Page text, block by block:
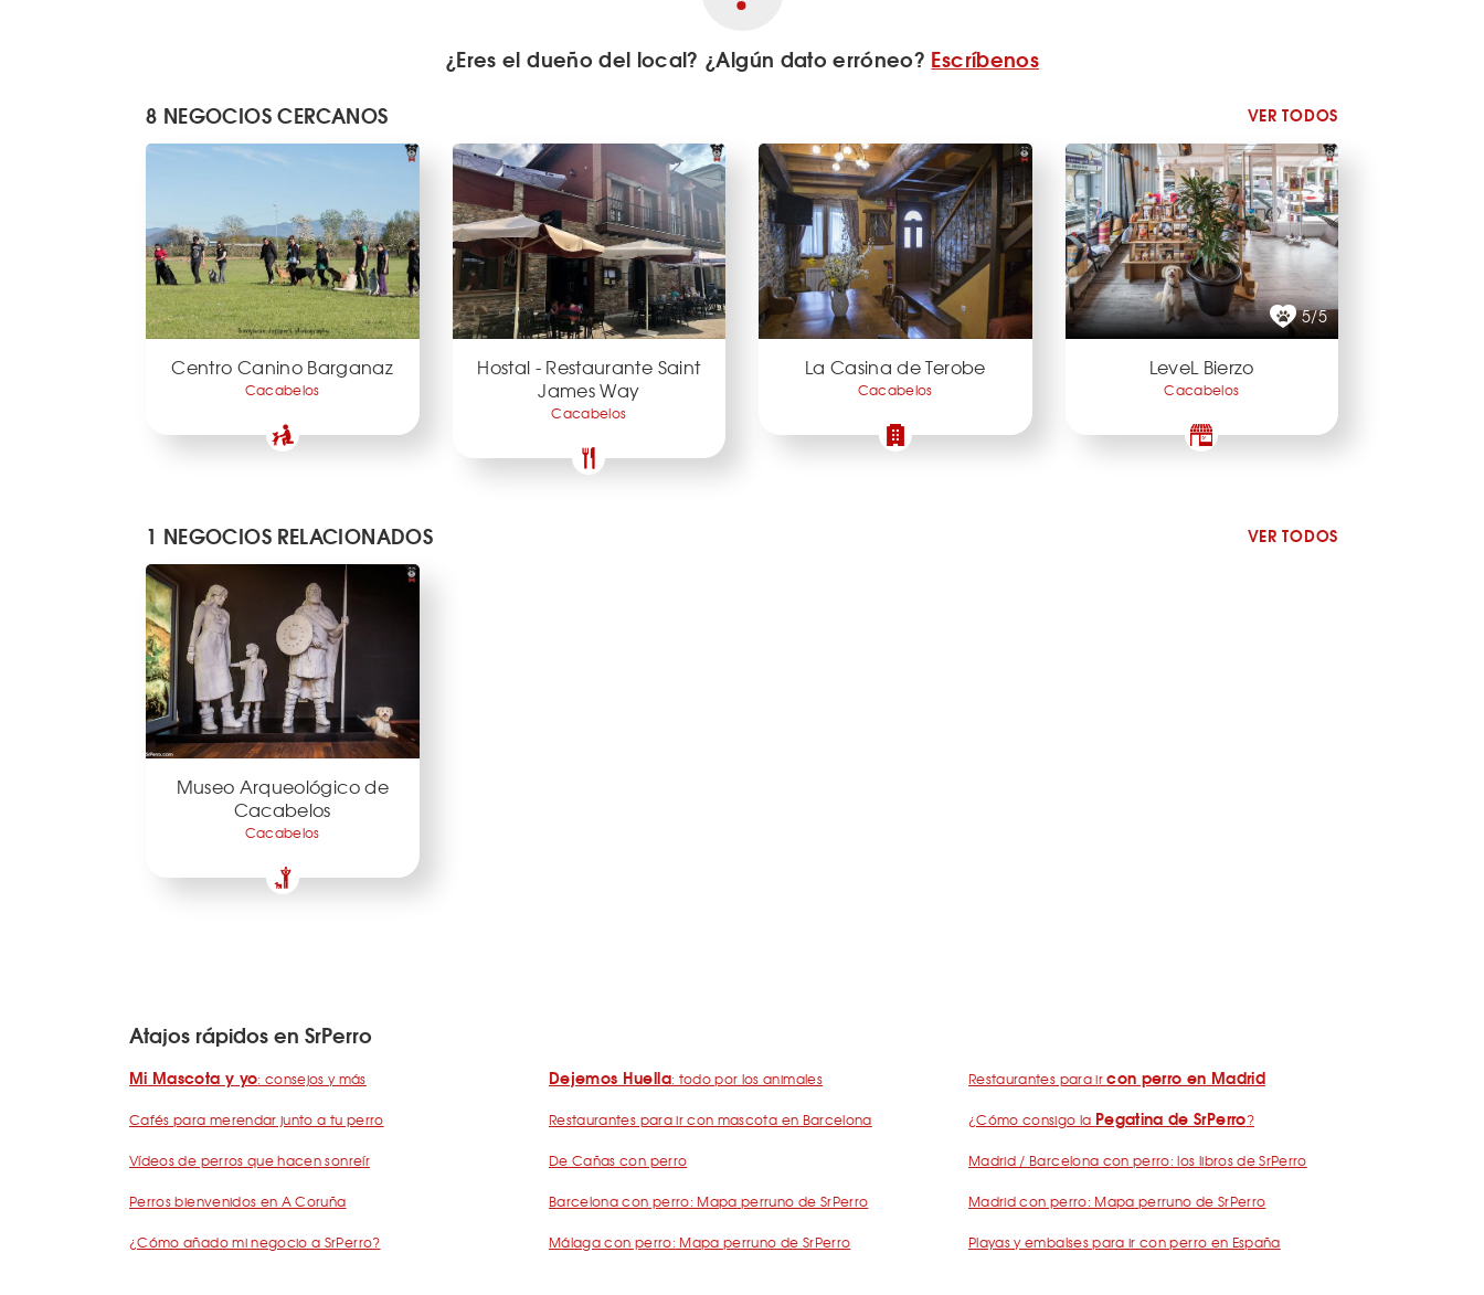
¿Eres el dueño del local? ¿Algún dato erróneo? Escríbenos
8 NEGOCIOS CERCANOS
VER TODOS
Centro Canino Barganaz
Cacabelos
Hostal - Restaurante Saint
James Way
Cacabelos
La Casina de Terobe
Cacabelos
5/5
LeveL Bierzo
Cacabelos
1 NEGOCIOS RELACIONADOS VER TODOS
Museo Arqueológico de
Cacabelos
Cacabelos
Atajos rápidos en SrPerro
Mi Mascota y yo: consejos y más
Cafés para merendar junto a tu perro
Vídeos de perros que hacen sonreír
Perros bienvenidos en A Coruña
¿Cómo añado mi negocio a SrPerro?
Dejemos Huella: todo por los animales
Restaurantes para ir con mascota en Barcelona
De Cañas con perro
Barcelona con perro: Mapa perruno de SrPerro
Málaga con perro: Mapa perruno de SrPerro
Restaurantes para ircon perro en Madrid
¿Cómo consigo la Pegatina de SrPerro?
Madrid / Barcelona con perro: los libros de SrPerro
Madrid con perro: Mapa perruno de SrPerro
Playas y embalses para ir con perro en España